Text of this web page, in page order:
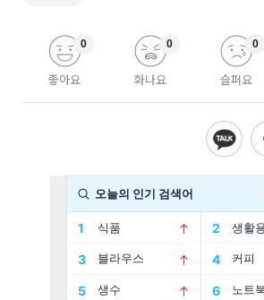
좋아요
0
화나요
0
슬퍼요
0